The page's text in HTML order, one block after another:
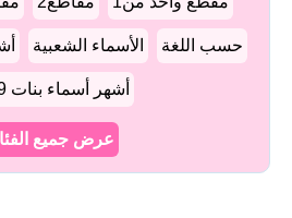
حسب اللغة الأسماء الشعبية
أشهر أسماء بنات 2019
عرض جميع